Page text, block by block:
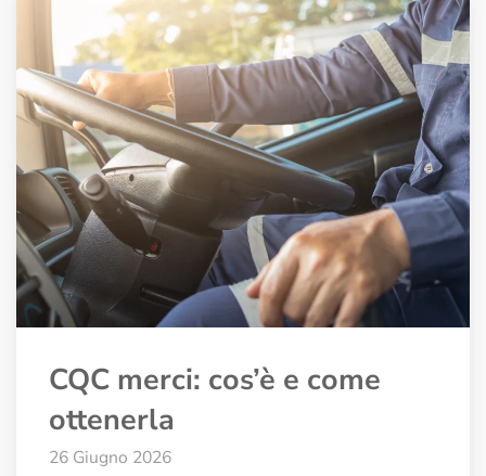
CQC merci: cos’è e come
ottenerla
26 Giugno 2026